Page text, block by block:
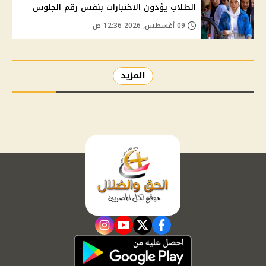
الطلاب يؤدون الاختبارات بنفس رقم الجلوس
المزيد
facebook
twitter
youtube
instagram